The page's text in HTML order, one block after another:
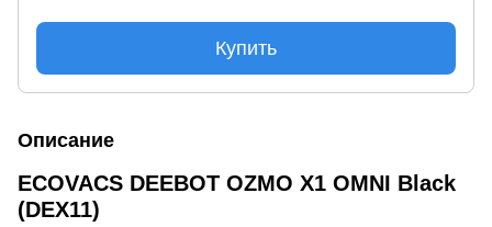
Купить
Описание
ECOVACS DEEBOT OZMO X1 OMNI Black
(DEX11)